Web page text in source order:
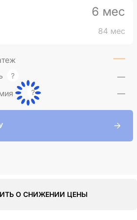
6 мес
84 мес
—
—
—
О СНИЖЕНИИ ЦЕНЫ